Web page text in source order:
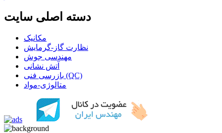
دسته اصلی سایت
مکانیک
نظارت گاز-گرمایش
مهندسی جوش
آتش نشانی
بازرسی فنی (QC)
متالوژی-مواد